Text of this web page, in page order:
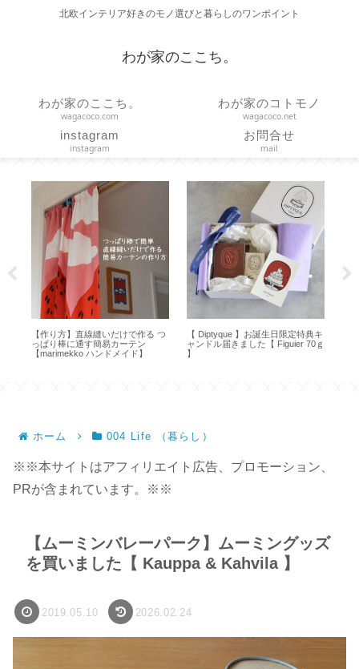
北欧インテリア好きのモノ選びと暮らしのワンポイント
わが家のここち。
わが家のここち。
wagacoco.com
わが家のコトモノ
wagacoco.net
instagram
instagram
お問合せ
mail
【作り方】直線縫いだけで作る つ
っぱり棒に通す簡易カーテン
【marimekko ハンドメイド】
【 Diptyque 】お誕生日限定特典キ
ャンドル届きました【 Figuier 70ｇ
】
ホーム 004 Life （暮らし）
※※本サイトはアフィリエイト広告、プロモーション、
PRが含まれています。※※
【ムーミンバレーパーク】ムーミングッズ
を買いました【 Kauppa & Kahvila 】
2019.05.10 2026.02.24